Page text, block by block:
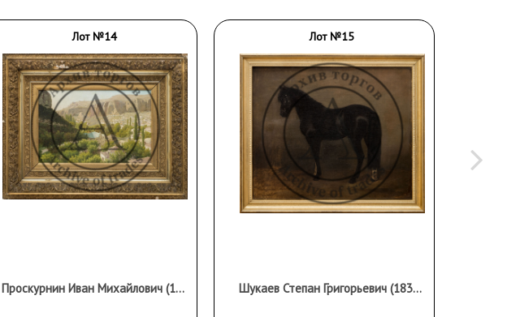
Лот №14
Проскурнин Иван Михайлович (1852 — 1901)
Лот №15
Шукаев Степан Григорьевич (1830-1883)